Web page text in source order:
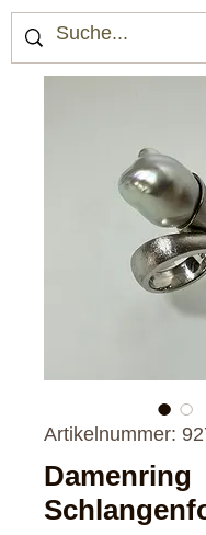
Artikelnummer:
Damenring